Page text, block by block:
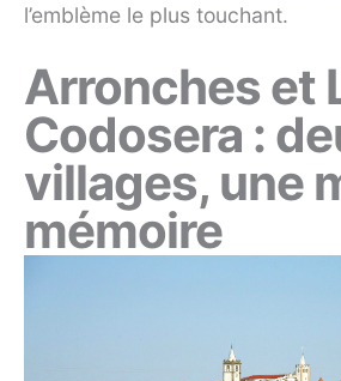
l’emblème le plus touchant.
Arronches et
Codosera :
villages, une
mémoire